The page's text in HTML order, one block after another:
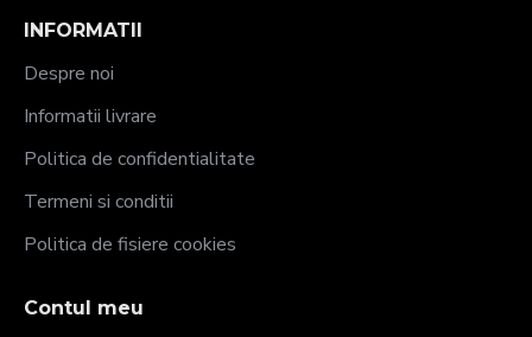
INFORMATII
Despre noi
Informatii livrare
Politica de confidentialitate
Termeni si conditii
Politica de fisiere cookies
Contul meu